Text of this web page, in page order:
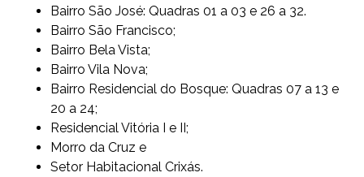
Bairro São José: Quadras 01 a 03 e 26 a 32.
Bairro São Francisco;
Bairro Bela Vista;
Bairro Vila Nova;
Bairro Residencial do Bosque: Quadras 07 a 13 e
20 a 24;
Residencial Vitória I e II;
Morro da Cruz e
Setor Habitacional Crixás.